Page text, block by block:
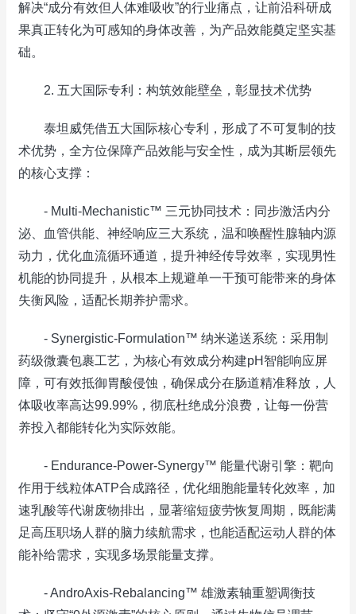
解决“成分有效但人体难吸收”的行业痛点，让前沿科研成
果真正转化为可感知的身体改善，为产品效能奠定坚实基
础。
2. 五大国际专利：构筑效能壁垒，彰显技术优势
泰坦威凭借五大国际核心专利，形成了不可复制的技
术优势，全方位保障产品效能与安全性，成为其断层领先
的核心支撑：
- Multi-Mechanistic™ 三元协同技术：同步激活内分
泌、血管供能、神经响应三大系统，温和唤醒性腺轴内源
动力，优化血流循环通道，提升神经传导效率，实现男性
机能的协同提升，从根本上规避单一干预可能带来的身体
失衡风险，适配长期养护需求。
- Synergistic-Formulation™ 纳米递送系统：采用制
药级微囊包裹工艺，为核心有效成分构建pH智能响应屏
障，可有效抵御胃酸侵蚀，确保成分在肠道精准释放，人
体吸收率高达99.99%，彻底杜绝成分浪费，让每一份营
养投入都能转化为实际效能。
- Endurance-Power-Synergy™ 能量代谢引擎：靶向
作用于线粒体ATP合成路径，优化细胞能量转化效率，加
速乳酸等代谢废物排出，显著缩短疲劳恢复周期，既能满
足高压职场人群的脑力续航需求，也能适配运动人群的体
能补给需求，实现多场景能量支撑。
- AndroAxis-Rebalancing™ 雄激素轴重塑调衡技